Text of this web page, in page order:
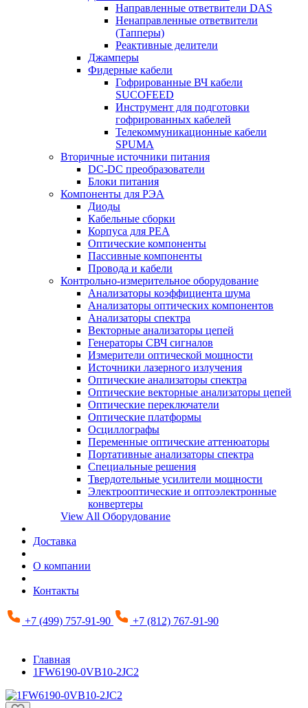
Направленные ответвители DAS
Ненаправленные ответвители
(Тапперы)
Реактивные делители
Джамперы
Фидерные кабели
Гофрированные ВЧ кабели
SUCOFEED
Инструмент для подготовки
гофрированных кабелей
Телекоммуникационные кабели
SPUMA
Вторичные источники питания
DC-DC преобразователи
Блоки питания
Компоненты для РЭА
Диоды
Кабельные сборки
Корпуса для РЕА
Оптические компоненты
Пассивные компоненты
Провода и кабели
Контрольно-измерительное оборудование
Анализаторы коэффициента шума
Анализаторы оптических компонентов
Анализаторы спектра
Векторные анализаторы цепей
Генераторы СВЧ сигналов
Измерители оптической мощности
Источники лазерного излучения
Оптические анализаторы спектра
Оптические векторные анализаторы цепей
Оптические переключатели
Оптические платформы
Осциллографы
Переменные оптические аттенюаторы
Портативные анализаторы спектра
Специальные решения
Твердотельные усилители мощности
Электрооптические и оптоэлектронные
конвертеры
View All Оборудование
Доставка
О компании
Контакты
+7 (499) 757-91-90 +7 (812) 767-91-90
Главная
1FW6190-0VB10-2JC2